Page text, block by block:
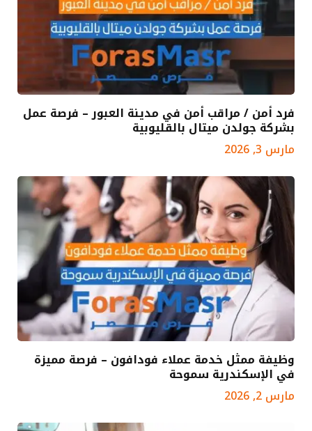
فرد أمن / مراقب أمن في مدينة العبور – فرصة عمل
بشركة جولدن ميتال بالقليوبية
مارس 3, 2026
وظيفة ممثل خدمة عملاء فودافون – فرصة مميزة
في الإسكندرية سموحة
مارس 2, 2026